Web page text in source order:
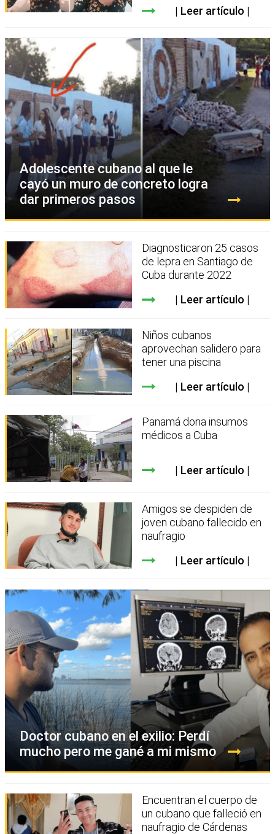
Leer artículo
Adolescente cubano al que le
cayó un muro de concreto logra
dar primeros pasos
Diagnosticaron 25 casos
de lepra en Santiago de
Cuba durante 2022
Leer artículo
Niños cubanos
aprovechan salidero para
tener una piscina
Leer artículo
Panamá dona insumos
médicos a Cuba
Leer artículo
Amigos se despiden de
joven cubano fallecido en
naufragio
Leer artículo
Doctor cubano en el exilio: Perdí
mucho pero me gané a mi mismo
Encuentran el cuerpo de
un cubano que falleció en
naufragio de Cárdenas